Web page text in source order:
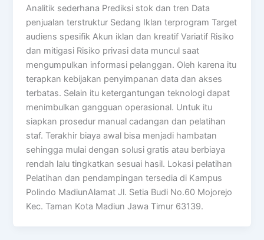
Analitik sederhana Prediksi stok dan tren Data
penjualan terstruktur Sedang Iklan terprogram Target
audiens spesifik Akun iklan dan kreatif Variatif Risiko
dan mitigasi Risiko privasi data muncul saat
mengumpulkan informasi pelanggan. Oleh karena itu
terapkan kebijakan penyimpanan data dan akses
terbatas. Selain itu ketergantungan teknologi dapat
menimbulkan gangguan operasional. Untuk itu
siapkan prosedur manual cadangan dan pelatihan
staf. Terakhir biaya awal bisa menjadi hambatan
sehingga mulai dengan solusi gratis atau berbiaya
rendah lalu tingkatkan sesuai hasil. Lokasi pelatihan
Pelatihan dan pendampingan tersedia di Kampus
Polindo MadiunAlamat Jl. Setia Budi No.60 Mojorejo
Kec. Taman Kota Madiun Jawa Timur 63139.